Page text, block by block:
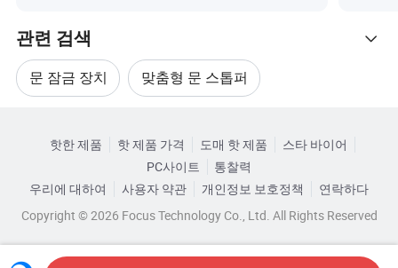
Q: 공장은 어디에 있습니까? 어떻게 방문합니까?
A: 중국 광저우 및 선전 근처에 있는 장멘시 광둥성에 위치
해 있습니다. 광저우 공항에서 차로 약 2시간 거리입니다.
Q: 제품을 디자인 하고 로고를 부착할 수 있습니까?
물론이야.: 주문 수량이 표준 수량에 도달하면 상자에 넣어
디자인 기준에 따라 로고를 무료로 주문할 수 있습니다.
Q: OEM/ODM 주문을 수락하십니까?
관련 검색
문 잠금 장치 맞춤형 문 스톱퍼
문 고정 장치 액세서리 강철 문 멈춤 장치
카테고리로 찾아보기
핫한 제품 핫 제품 가격 도매 핫 제품
스타 바이어
PC사이트
통찰력
우리에 대하여
사용자 약관 개인정보 보호정책
연락하다
Copyright © 2026 Focus Technology Co., Ltd. All Rights Reserved